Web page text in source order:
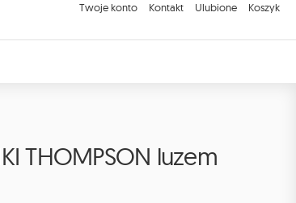
Twoje konto Kontakt Ulubione Koszyk
THOMPSON luzem